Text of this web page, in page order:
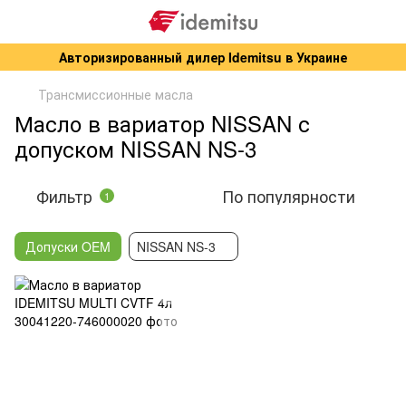
Авторизированный дилер Idemitsu в Украине
Трансмиссионные масла
Масло в вариатор NISSAN с
допуском NISSAN NS-3
Фильтр 1 По популярности
Допуски OEM NISSAN NS-3